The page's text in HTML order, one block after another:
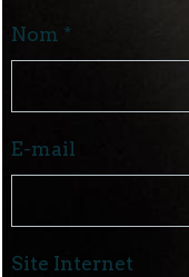
Nom
E-mail
Site Internet